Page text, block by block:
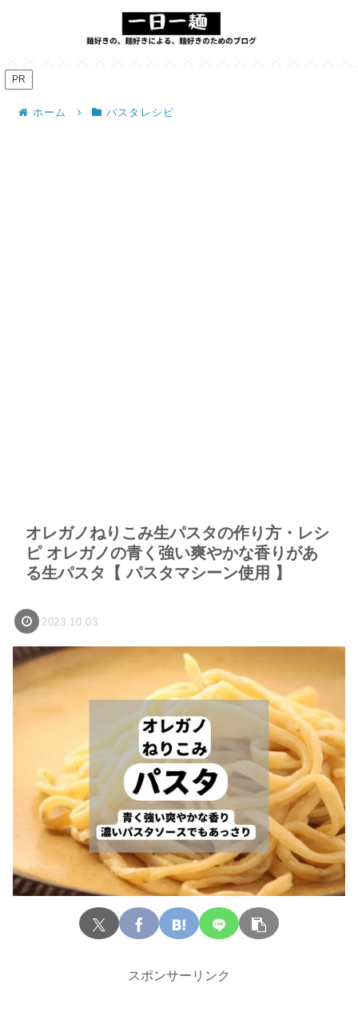
PR
ホーム パスタレシピ
オレガノねりこみ生パスタの作り方・レシ
ピ オレガノの青く強い爽やかな香りがあ
る生パスタ【 パスタマシーン使用 】
2023.10.03
スポンサーリンク